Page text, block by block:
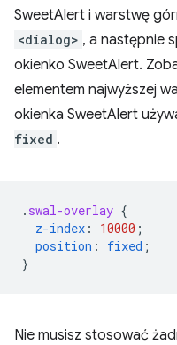
SweetAlert i warstwę
<dialog> , a następnie
okienko SweetAlert.
elementem najwyższej
okienka SweetAlert
fixed .
. swal-overlay {
z-index : 10000 ;
position : fixed ;
}
Nie musisz stosować